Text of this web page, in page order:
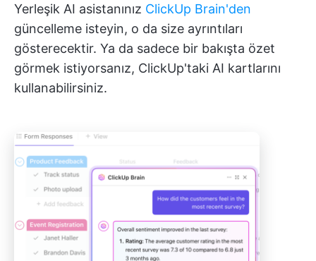
Yerleşik AI asistanınız ClickUp Brain'den
güncelleme isteyin, o da size ayrıntıları
gösterecektir. Ya da sadece bir bakışta özet
görmek istiyorsanız, ClickUp'taki AI kartlarını
kullanabilirsiniz.